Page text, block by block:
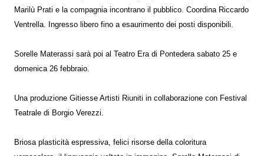
Marilù Prati e la compagnia incontrano il pubblico. Coordina Riccardo
Ventrella. Ingresso libero fino a esaurimento dei posti disponibili.
Sorelle Materassi sarà poi al Teatro Era di Pontedera sabato 25 e
domenica 26 febbraio.
Una produzione Gitiesse Artisti Riuniti in collaborazione con Festival
Teatrale di Borgio Verezzi.
Briosa plasticità espressiva, felici risorse della coloritura